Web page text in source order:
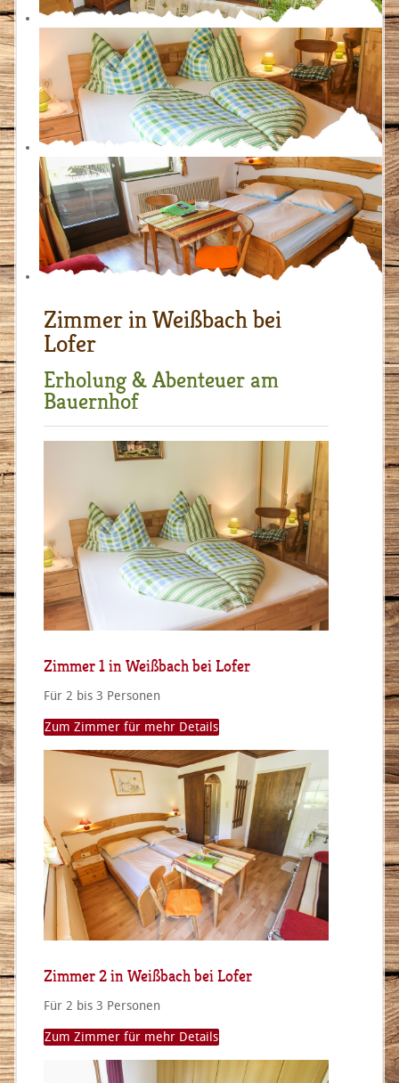
Zimmer in Weißbach bei
Lofer
Erholung & Abenteuer am
Bauernhof
Zimmer 1 in Weißbach bei Lofer
Für 2 bis 3 Personen
Zum Zimmer für mehr Details
Zimmer 2 in Weißbach bei Lofer
Für 2 bis 3 Personen
Zum Zimmer für mehr Details